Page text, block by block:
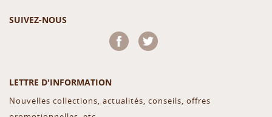
SUIVEZ-NOUS
Facebook
LETTRE D'INFORMATION
Nouvelles collections, actualités, conseils, offres